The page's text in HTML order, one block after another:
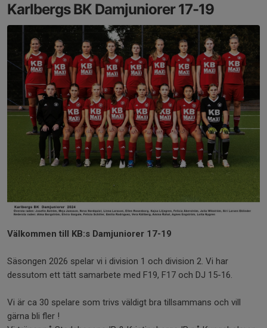
Karlbergs BK Damjuniorer 17-19
Välkommen till KB:s Damjuniorer 17-19
Säsongen 2026 spelar vi i division 1 och division 2. Vi har
dessutom ett tätt samarbete med F19, F17 och DJ 15-16.
Vi är ca 30 spelare som trivs väldigt bra tillsammans och vill
gärna bli fler !